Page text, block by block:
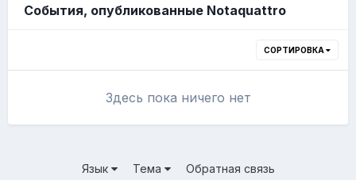
События, опубликованные Notaquattro
СОРТИРОВКА
Здесь пока ничего нет
Язык Тема Обратная связь